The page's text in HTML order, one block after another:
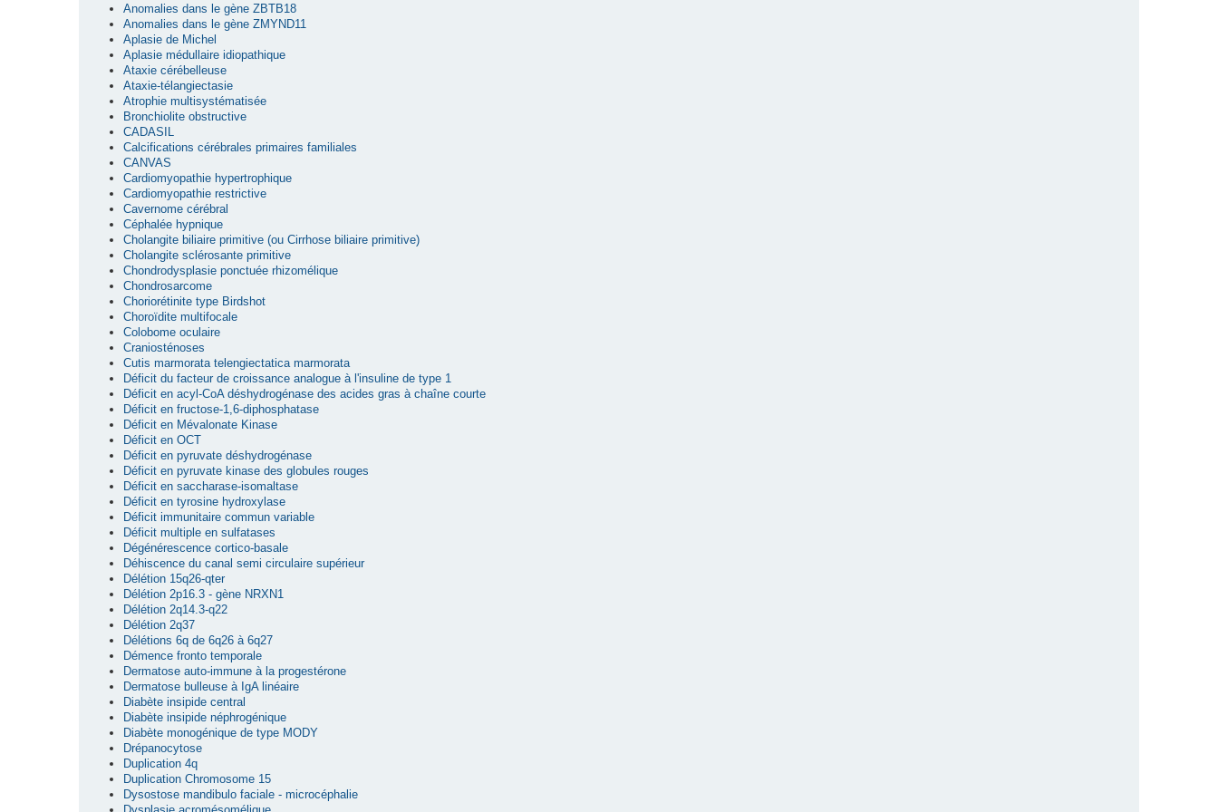
Anomalies dans le gène ZBTB18
Anomalies dans le gène ZMYND11
Aplasie de Michel
Aplasie médullaire idiopathique
Ataxie cérébelleuse
Ataxie-télangiectasie
Atrophie multisystématisée
Bronchiolite obstructive
CADASIL
Calcifications cérébrales primaires familiales
CANVAS
Cardiomyopathie hypertrophique
Cardiomyopathie restrictive
Cavernome cérébral
Céphalée hypnique
Cholangite biliaire primitive (ou Cirrhose biliaire primitive)
Cholangite sclérosante primitive
Chondrodysplasie ponctuée rhizomélique
Chondrosarcome
Choriorétinite type Birdshot
Choroïdite multifocale
Colobome oculaire
Craniosténoses
Cutis marmorata telengiectatica marmorata
Déficit du facteur de croissance analogue à l'insuline de type 1
Déficit en acyl-CoA déshydrogénase des acides gras à chaîne courte
Déficit en fructose-1,6-diphosphatase
Déficit en Mévalonate Kinase
Déficit en OCT
Déficit en pyruvate déshydrogénase
Déficit en pyruvate kinase des globules rouges
Déficit en saccharase-isomaltase
Déficit en tyrosine hydroxylase
Déficit immunitaire commun variable
Déficit multiple en sulfatases
Dégénérescence cortico-basale
Déhiscence du canal semi circulaire supérieur
Délétion 15q26-qter
Délétion 2p16.3 - gène NRXN1
Délétion 2q14.3-q22
Délétion 2q37
Délétions 6q de 6q26 à 6q27
Démence fronto temporale
Dermatose auto-immune à la progestérone
Dermatose bulleuse à IgA linéaire
Diabète insipide central
Diabète insipide néphrogénique
Diabète monogénique de type MODY
Drépanocytose
Duplication 4q
Duplication Chromosome 15
Dysostose mandibulo faciale - microcéphalie